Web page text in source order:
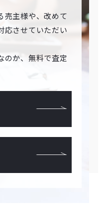
売主様や、改めて
応させていただい
のか、無料で査定